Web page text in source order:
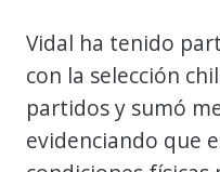
Vidal ha tenido
con la selección
partidos y sumó
evidenciando que